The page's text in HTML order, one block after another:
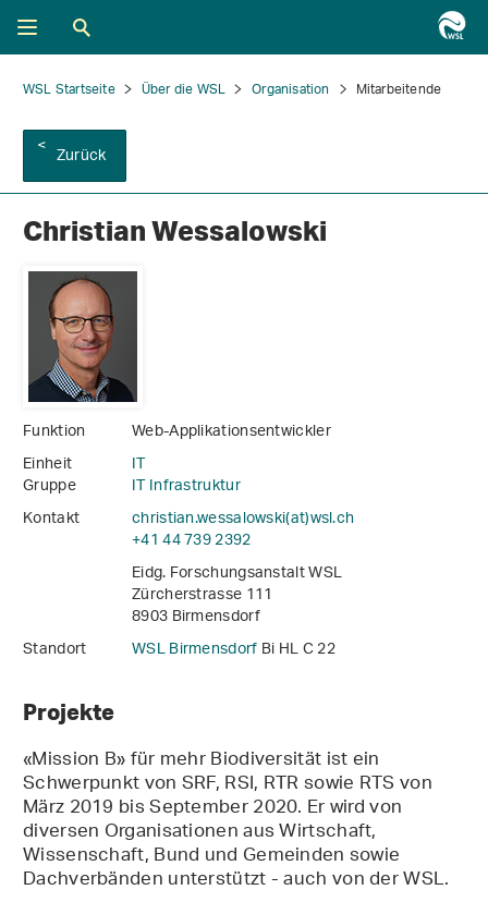
WSL Startseite Über die WSL Organisation Mitarbeitende
Zurück
Christian Wessalowski
Funktion
Web-Applikationsentwickler
Einheit
IT
Gruppe
IT Infrastruktur
Kontakt
christian.wessalowski(at)wsl.ch
+41 44 739 2392
Eidg. Forschungsanstalt WSL
Zürcherstrasse 111
8903 Birmensdorf
Standort
WSL BirmensdorfBi HL C 22
Projekte
«Mission B» für mehr Biodiversität ist ein
Schwerpunkt von SRF, RSI, RTR sowie RTS von
März 2019 bis September 2020. Er wird von
diversen Organisationen aus Wirtschaft,
Wissenschaft, Bund und Gemeinden sowie
Dachverbänden unterstützt - auch von der WSL.